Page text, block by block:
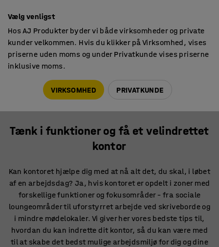
ARBEJDSMILJØ
Tænk i funktioner og få et velindrettet
kontor
Kan kontoret hjælpe dig med at nå alt det, du skal, i løbet
af en arbejdsdag? Ja, hvis kontoret er opdelt i zoner med
forskellige funktioner og fokusområder – fra sociale
loungeområder til uforstyrret arbejde ved skriveborde og
i mindre mødelokaler. Vi giver her vores bedste tips til,
hvordan du kan indrette dit kontor, så du kan være med
til at skabe det bedst mulige arbejdsmiljø for dig og dine
Vælg venligst
Hos AJ Produkter byder vi både virksomheder og private
kunder velkommen. Hvis du klikker på Virksomhed, vises
priserne uden moms og under Privatkunde vises priserne
inklusive moms.
VIRKSOMHED PRIVATKUNDE